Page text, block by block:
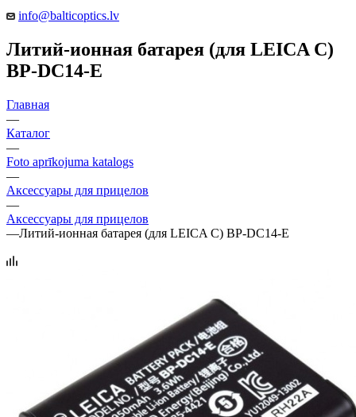
info@balticoptics.lv
Литий-ионная батарея (для LEICA С)
BP-DC14-E
Главная
—
Каталог
—
Foto aprīkojuma katalogs
—
Аксессуары для прицелов
—
Аксессуары для прицелов
—Литий-ионная батарея (для LEICA С) BP-DC14-E